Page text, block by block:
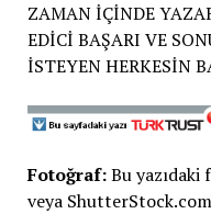
ZAMAN İÇİNDE
EDİCİ BAŞARI VE
İSTEYEN HERKESİN
Fotoğraf:Bu
veya